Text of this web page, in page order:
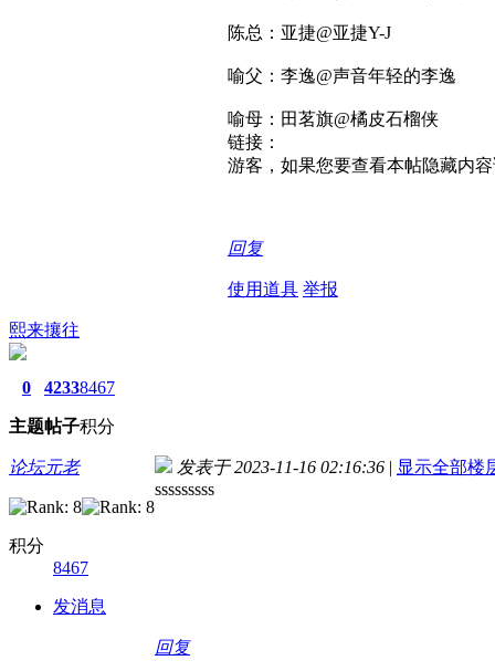
陈总：亚捷@亚捷Y-J
喻父：李逸@声音年轻的李逸
喻母：田茗旗@橘皮石榴侠
链接：
游客，如果您要查看本帖隐藏内
回复
使用道具 举报
熙来攘往
0
主题
4233
帖子
8467
积分
论坛元老
积分
8467
发消息
发表于 2023-11-16 02:16:36 | 显示全部楼
sssssssss
回复